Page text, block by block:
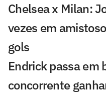
Chelsea x Milan:
vezes em
gols
Endrick passa em
concorrente